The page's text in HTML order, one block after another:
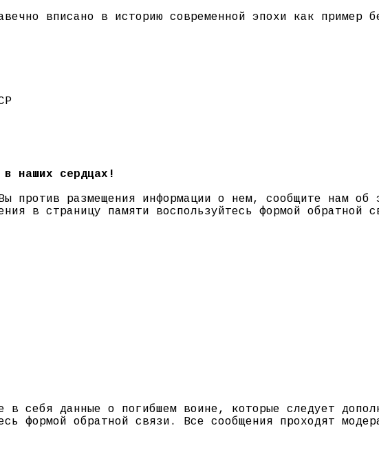
вписано в историю современной эпохи как пример
наших сердцах!
против размещения информации о нем, сообщите нам об
в страницу памяти воспользуйтесь формой обратной
в себя данные о погибшем воине, которые следует
формой обратной связи. Все сообщения проходят